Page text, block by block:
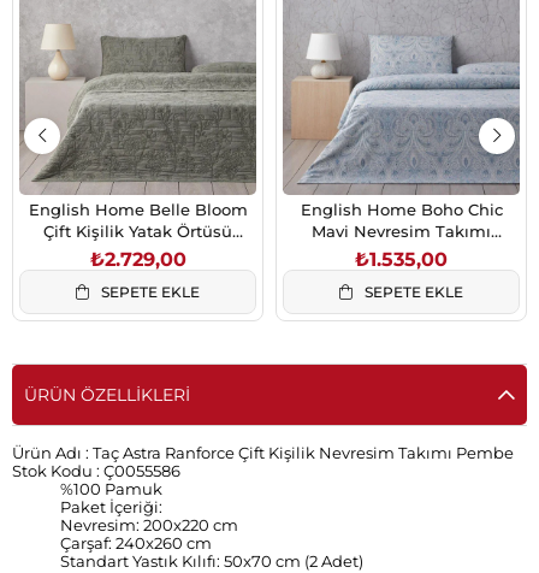
English Home Belle Bloom
Çift Kişilik Yatak Örtüsü
Takımı 200x220 cm Yeşil
₺2.729,00
SEPETE EKLE
English Home Boho Chic
Mavi Nevresim Takımı
200x220 cm Çift Kişilik
₺1.535,00
SEPETE EKLE
ÜRÜN ÖZELLIKLERI
Ürün Adı : Taç Astra Ranforce Çift Kişilik Nevresim Takımı Pembe
Stok Kodu : Ç0055586
%100 Pamuk
Paket İçeriği:
Nevresim: 200x220 cm
Çarşaf: 240x260 cm
Standart Yastık Kılıfı: 50x70 cm (2 Adet)